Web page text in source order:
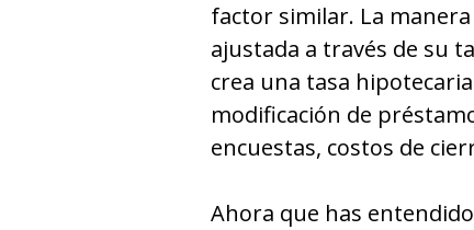
factor similar. La
ajustada a través de su
crea una tasa
modificación de
encuestas, costos de
Ahora que has